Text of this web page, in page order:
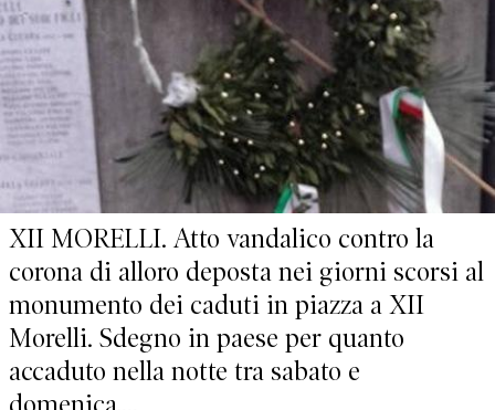
XII MORELLI. Atto vandalico contro la
corona di alloro deposta nei giorni scorsi al
monumento dei caduti in piazza a XII
Morelli. Sdegno in paese per quanto
accaduto nella notte tra sabato e